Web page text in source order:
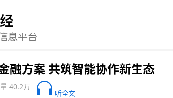
融方案 共筑智能协作新生态
40.2万
听全文